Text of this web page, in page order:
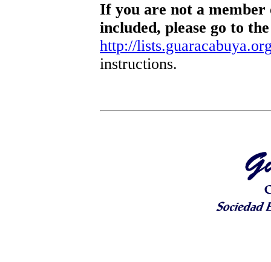
If you are not a
included, please go to
http://
instructions.